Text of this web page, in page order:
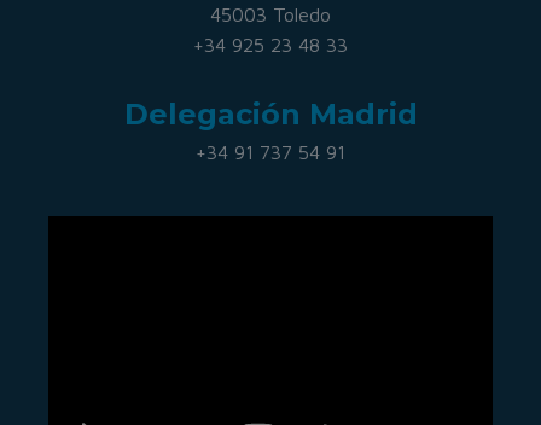
45003 Toledo
+34 925 23 48 33
Delegación Madrid
+34 91 737 54 91